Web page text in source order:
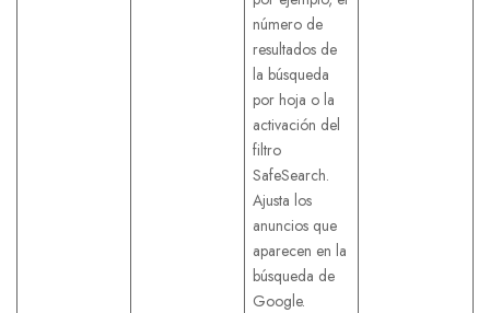
número de
resultados de
la búsqueda
por hoja o la
activación del
filtro
SafeSearch.
Ajusta los
anuncios que
aparecen en la
búsqueda de
Google.